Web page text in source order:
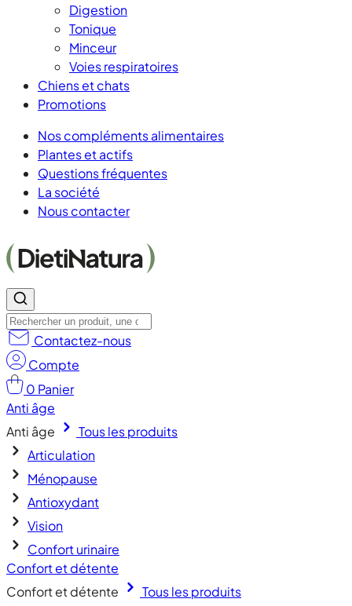
Digestion
Tonique
Minceur
Voies respiratoires
Chiens et chats
Promotions
Nos compléments alimentaires
Plantes et actifs
Questions fréquentes
La société
Nous contacter
Contactez-nous
Compte
0 Panier
Anti âge
Anti âge
Tous les produits
Articulation
Ménopause
Antioxydant
Vision
Confort urinaire
Confort et détente
Confort et détente
Tous les produits